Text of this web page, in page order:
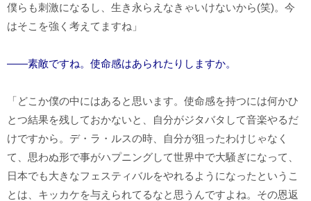
僕らも刺激になるし、生き永らえなきゃいけないから(笑)。今
はそこを強く考えてますね」
――素敵ですね。使命感はあられたりしますか。
「どこか僕の中にはあると思います。使命感を持つには何かひ
とつ結果を残しておかないと、自分がジタバタして音楽やるだ
けですから。デ・ラ・ルスの時、自分が狙ったわけじゃなく
て、思わぬ形で事がハプニングして世界中で大騒ぎになって、
日本でも大きなフェスティバルをやれるようになったというこ
とは、キッカケを与えられてるなと思うんですよね。その恩返